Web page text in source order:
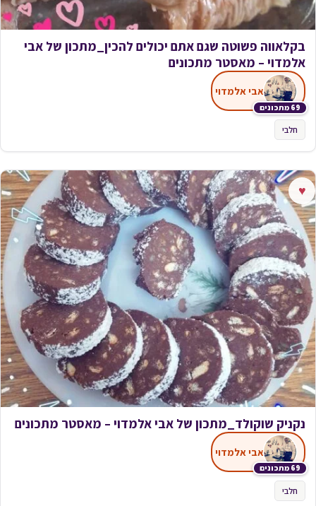
בקלאווה פשוטה שגם אתם יכולים להכין_מתכון של אבי
אלמדוי – מאסטר מתכונים
69 מתכונים
אבי אלמדוי
חלבי
♥
נקניק שוקולד_מתכון של אבי אלמדוי – מאסטר מתכונים
69 מתכונים
אבי אלמדוי
חלבי